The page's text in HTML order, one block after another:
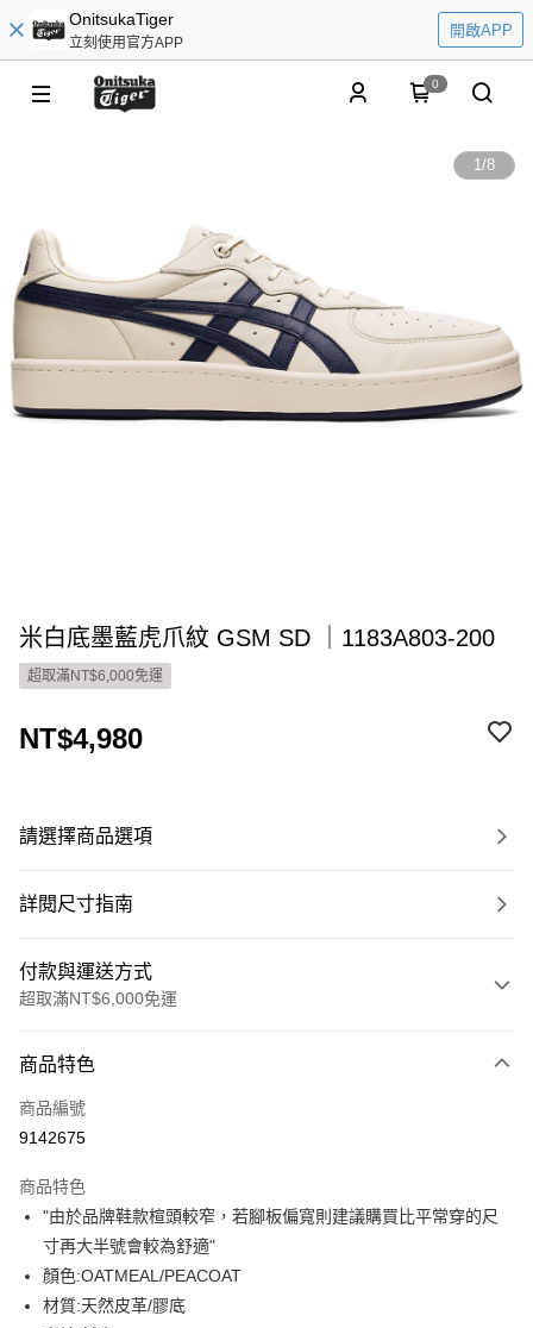
OnitsukaTiger
立刻使用官方APP
開啟APP
0
1/8
米白底墨藍虎爪紋 GSM SD ｜1183A803-200
超取滿NT$6,000免運
NT$4,980
請選擇商品選項
詳閱尺寸指南
付款與運送方式
超取滿NT$6,000免運
信用卡一次付款
超商取貨付款
Apple Pay
ATM付款
運送方式
商品特色
商品編號
9142675
商品特色
"由於品牌鞋款楦頭較窄，若腳板偏寬則建議購買比平常穿的尺
寸再大半號會較為舒適"
顏色:OATMEAL/PEACOAT
材質:天然皮革/膠底